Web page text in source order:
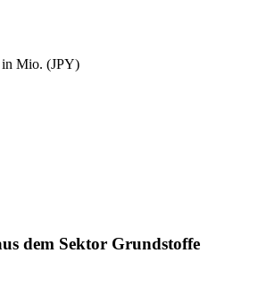
Mio. (JPY)
dem Sektor Grundstoffe